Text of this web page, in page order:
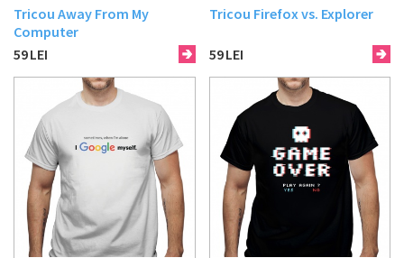
Tricou Away From My
Computer
59LEI
Tricou Firefox vs. Explorer
59LEI